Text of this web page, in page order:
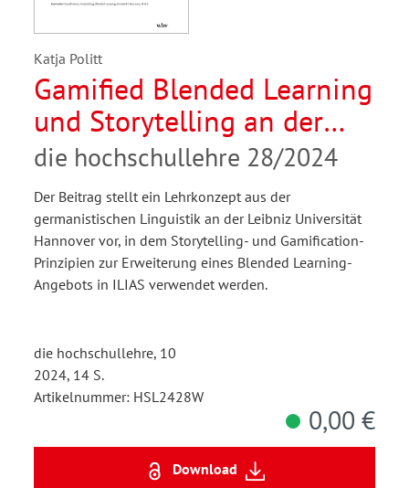
Katja Politt
Gamified Blended Learning
und Storytelling an der
Hochschule. Die
Gestaltung eines
Grundlagenseminars als
Selbstlern-Abenteuer
die hochschullehre 28/2024
Der Beitrag stellt ein Lehrkonzept aus der
germanistischen Linguistik an der Leibniz Universität
Hannover vor, in dem Storytelling- und Gamification-
Prinzipien zur Erweiterung eines Blended Learning-
Angebots in ILIAS verwendet werden.
die hochschullehre, 10
2024, 14 S.
Artikelnummer: HSL2428W
0,00 €
Download